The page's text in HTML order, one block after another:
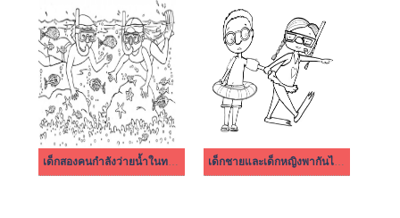
เด็กสองคนกำลังว่ายน้ำในทะเล เด็กชายและเด็กหญิงพากันไปว่ายน้ำ